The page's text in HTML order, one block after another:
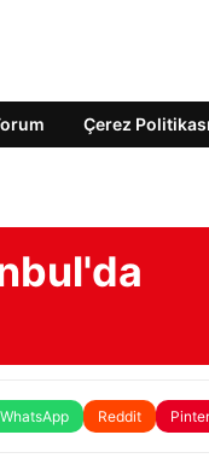
Çerez Politikası
WhatsApp Reddit